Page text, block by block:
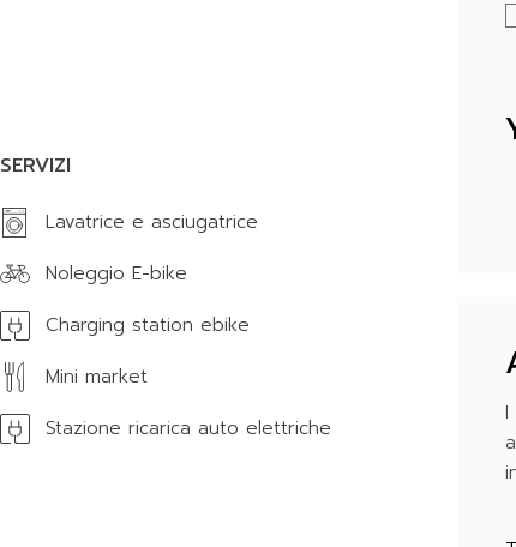
SERVIZI
Lavatrice e asciugatrice
Noleggio E-bike
Charging station ebike
Mini market
Stazione ricarica auto elettriche
I